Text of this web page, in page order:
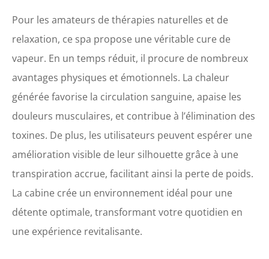
Pour les amateurs de thérapies naturelles et de
relaxation, ce spa propose une véritable cure de
vapeur. En un temps réduit, il procure de nombreux
avantages physiques et émotionnels. La chaleur
générée favorise la circulation sanguine, apaise les
douleurs musculaires, et contribue à l’élimination des
toxines. De plus, les utilisateurs peuvent espérer une
amélioration visible de leur silhouette grâce à une
transpiration accrue, facilitant ainsi la perte de poids.
La cabine crée un environnement idéal pour une
détente optimale, transformant votre quotidien en
une expérience revitalisante.